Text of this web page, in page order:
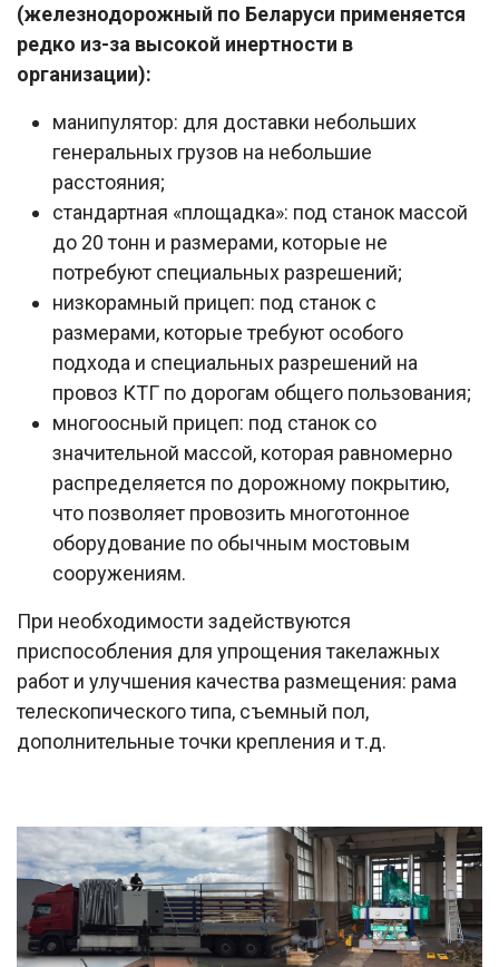
(железнодорожный по Беларуси применяется
редко из-за высокой инертности в
организации):
манипулятор: для доставки небольших
генеральных грузов на небольшие
расстояния;
стандартная «площадка»: под станок массой
до 20 тонн и размерами, которые не
потребуют специальных разрешений;
низкорамный прицеп: под станок с
размерами, которые требуют особого
подхода и специальных разрешений на
провоз КТГ по дорогам общего пользования;
многоосный прицеп: под станок со
значительной массой, которая равномерно
распределяется по дорожному покрытию,
что позволяет провозить многотонное
оборудование по обычным мостовым
сооружениям.
При необходимости задействуются
приспособления для упрощения такелажных
работ и улучшения качества размещения: рама
телескопического типа, съемный пол,
дополнительные точки крепления и т.д.